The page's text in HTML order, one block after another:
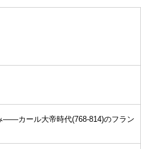
――カール大帝時代(768-814)のフラン